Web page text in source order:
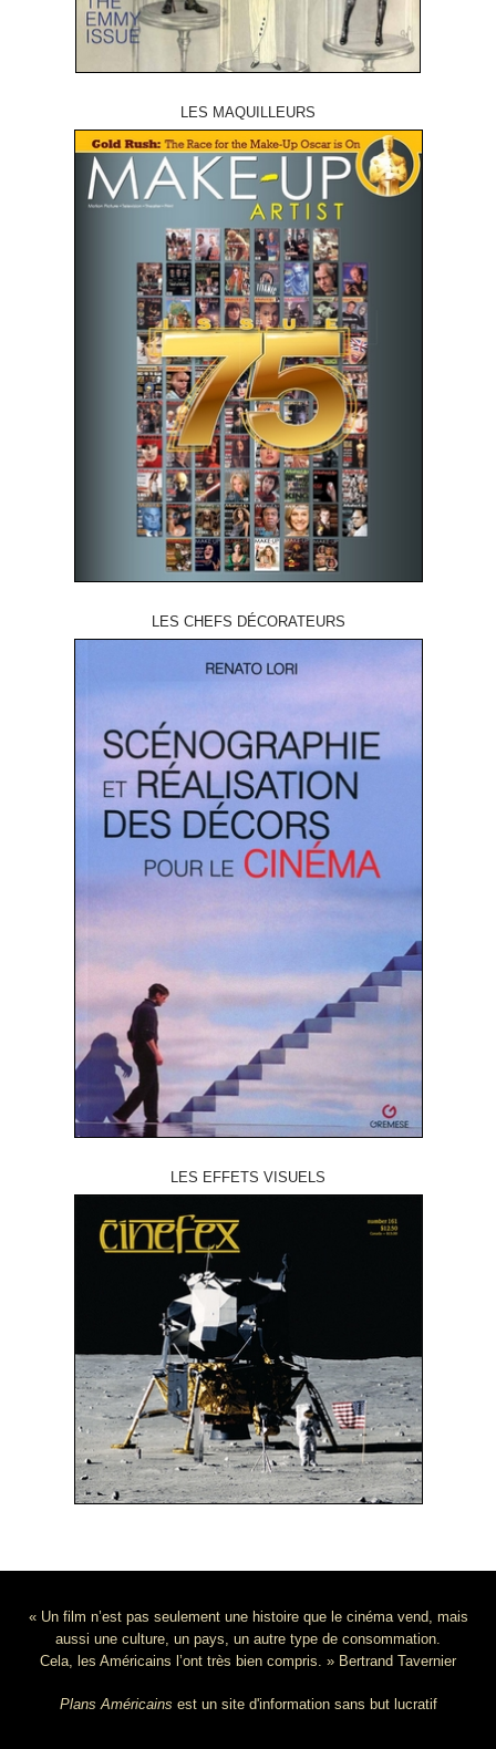
LES MAQUILLEURS
LES CHEFS DÉCORATEURS
LES EFFETS VISUELS
« Un film n’est pas seulement une histoire que le cinéma vend, mais
aussi une culture, un pays, un autre type de consommation.
Cela, les Américains l’ont très bien compris. » Bertrand Tavernier
Plans Américains est un site d'information sans but lucratif